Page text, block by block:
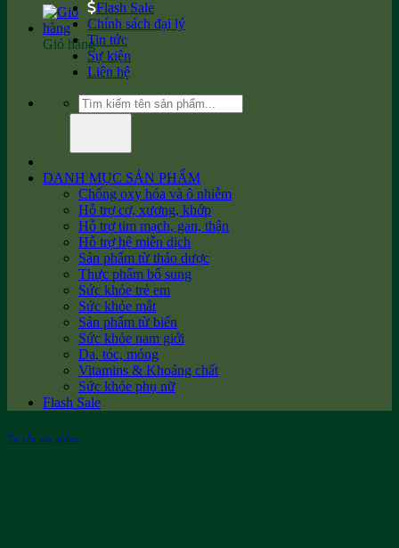
Giỏ hàng
Flash Sale
Chính sách đại lý
Tin tức
Sự kiện
Liên hệ
Tìm
kiếm:
DANH MỤC SẢN PHẨM
Chống oxy hóa và ô nhiễm
Hỗ trợ cơ, xương, khớp
Hỗ trợ tim mạch, gan, thận
Hỗ trợ hệ miễn dịch
Sản phẩm từ thảo dược
Thực phẩm bổ sung
Sức khỏe trẻ em
Sức khỏe mắt
Sản phẩm từ biển
Sức khỏe nam giới
Da, tóc, móng
Vitamins & Khoáng chất
Sức khỏe phụ nữ
Flash Sale
Tư vấn sản phẩm